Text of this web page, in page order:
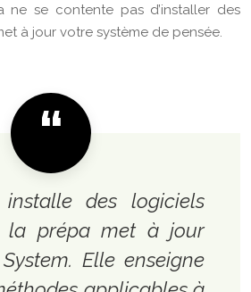
ne se contente pas d’installer des
à jour votre système de pensée.
des logiciels
la prépa met à jour
Elle enseigne